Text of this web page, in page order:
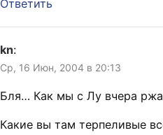
Ответить
kn:
Ср, 16 Июн, 2004 в 20:13
Бля… Как мы с Лу вчера
Какие вы там терпеливые